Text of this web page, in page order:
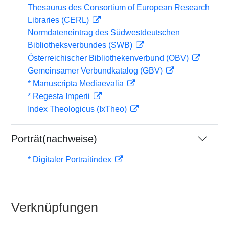
Thesaurus des Consortium of European Research
Libraries (CERL)
Normdateneintrag des Südwestdeutschen
Bibliotheksverbundes (SWB)
Österreichischer Bibliothekenverbund (OBV)
Gemeinsamer Verbundkatalog (GBV)
* Manuscripta Mediaevalia
* Regesta Imperii
Index Theologicus (IxTheo)
Porträt(nachweise)
* Digitaler Portraitindex
Verknüpfungen